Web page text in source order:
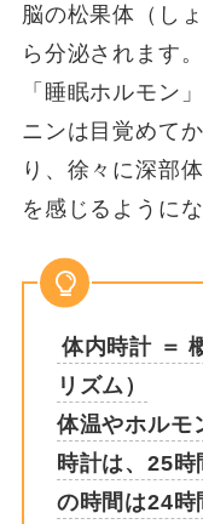
脳の松果体（し
ら分泌されます
「睡眠ホルモン
ニンは目覚めて
り、徐々に深部
を感じるようにな
体内時計 ＝
リズム）
体温やホルモ
時計は、25時
の時間は24時